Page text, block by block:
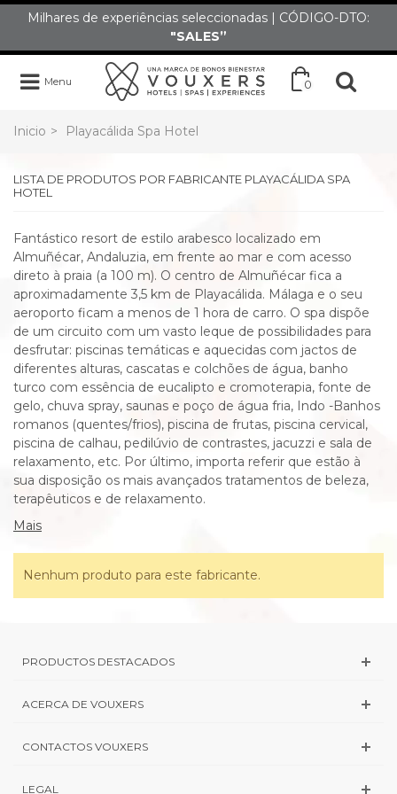
Milhares de experiências seleccionadas | CÓDIGO-DTO:
"SALES”
Menu 0
Inicio > Playacálida Spa Hotel
LISTA DE PRODUTOS POR FABRICANTE PLAYACÁLIDA SPA
HOTEL
Fantástico resort de estilo arabesco localizado em
Almuñécar, Andaluzia, em frente ao mar e com acesso
direto à praia (a 100 m). O centro de Almuñécar fica a
aproximadamente 3,5 km de Playacálida. Málaga e o seu
aeroporto ficam a menos de 1 hora de carro. O spa dispõe
de um circuito com um vasto leque de possibilidades para
desfrutar: piscinas temáticas e aquecidas com jactos de
diferentes alturas, cascatas e colchões de água, banho
turco com essência de eucalipto e cromoterapia, fonte de
gelo, chuva spray, saunas e poço de água fria, Indo -Banhos
romanos (quentes/frios), piscina de frutas, piscina cervical,
piscina de calhau, pedilúvio de contrastes, jacuzzi e sala de
relaxamento, etc. Por último, importa referir que estão à
sua disposição os mais avançados tratamentos de beleza,
terapêuticos e de relaxamento.
Mais
Nenhum produto para este fabricante.
PRODUCTOS DESTACADOS
ACERCA DE VOUXERS
CONTACTOS VOUXERS
LEGAL